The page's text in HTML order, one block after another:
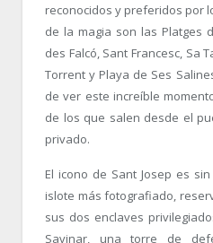
reconocidos y preferidos por
de la magia son las Platges
des Falcó, Sant Francesc, Sa
Torrent y Playa de Ses
de ver este increíble
de los que salen desde el
privado.
El icono de Sant Josep es
islote más fotografiado,
sus dos enclaves
Savinar, una torre de